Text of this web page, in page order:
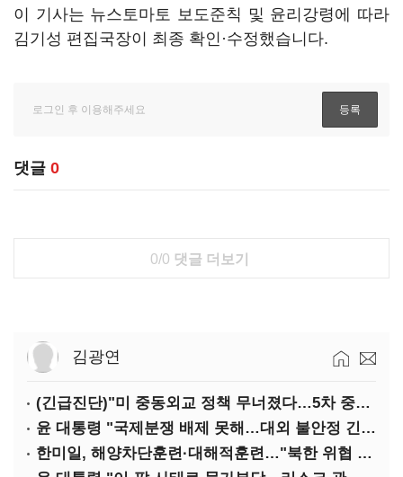
이 기사는 뉴스토마토 보도준칙 및 윤리강령에 따라
김기성 편집국장이 최종 확인·수정했습니다.
댓글 0
0/0 댓글 더보기
김광연
(긴급진단)"미 중동외교 정책 무너졌다…5차 중동전 가능성은 낮아"
윤 대통령 "국제분쟁 배제 못해…대외 불안정 긴밀대응"
한미일, 해양차단훈련·대해적훈련…"북한 위협 억제"